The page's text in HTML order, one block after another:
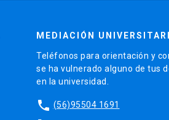
MEDIACIÓN
Teléfonos para orientación y
se ha vulnerado alguno de tus
en la universidad.
phone (56)95504 1691